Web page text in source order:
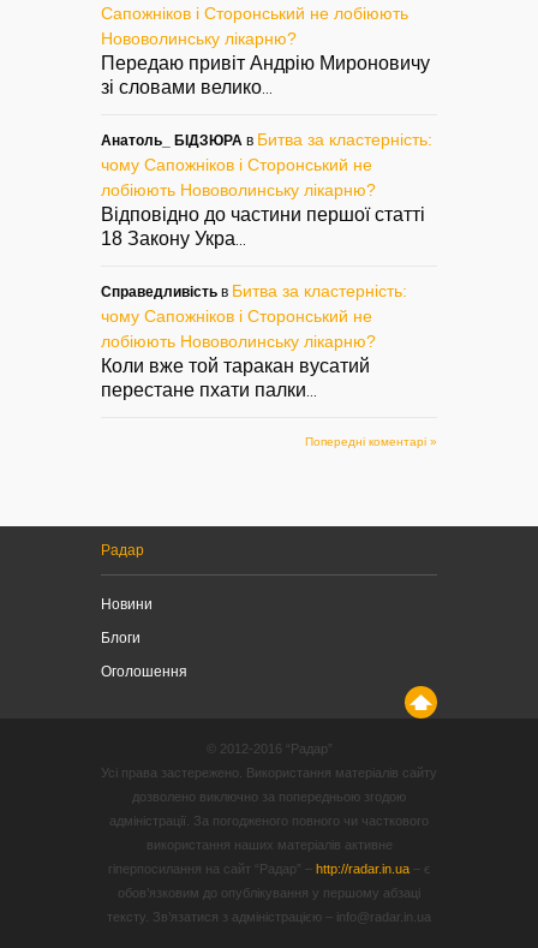
Сапожніков і Сторонський не лобіюють
Нововолинську лікарню?
Передаю привіт Андрію Мироновичу
зі словами велико
Анатоль_ БІДЗЮРА в Битва за кластерність:
чому Сапожніков і Сторонський не
лобіюють Нововолинську лікарню?
Відповідно до частини першої статті
18 Закону Укра
Справедливість в Битва за кластерність:
чому Сапожніков і Сторонський не
лобіюють Нововолинську лікарню?
Коли вже той таракан вусатий
перестане пхати палки
Попередні коментарі »
Радар
Новини
Блоги
Оголошення
© 2012-2016 “Радар”
Усі права застережено. Використання матеріалів сайту
дозволено виключно за попередньою згодою
адміністрації. За погодженого повного чи часткового
використання наших матеріалів активне
гіперпосилання на сайт “Радар” – http://radar.in.ua– є
обов’язковим до опублікування у першому абзаці
тексту. Зв’язатися з адміністрацією – info@radar.in.ua